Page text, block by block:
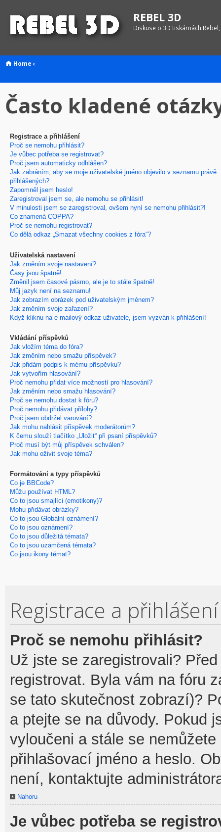
REBEL 3D
Diskuse o 3D tiskárnách
Home ‹
Často kladené
Registrace a přihlášení
Proč se nemohu přihlásit?
Je vůbec potřeba se registrovat?
Proč jsem automaticky odhlášen?
Jak zabráním, aby se moje uživatelské jméno objevilo v seznamu právě
přihlášených?
Zapomněl jsem heslo!
Zaregistroval jsem se, ale nemohu se přihlásit!
V minulosti jsem se zaregistroval, ovšem nyní se nemohu přihlásit?!
Co znamená COPPA?
Proč se nemohu registrovat?
Co dělá odkaz „Smazat všechny cookies z fóra“?
Uživatelská nastavení
Jak změním svoje nastavení?
Časy jsou špatně!
Změnil jsem časové pásmo, ale je to stále špatně!
Můj jazyk není na seznamu!
Jak zobrazím obrázek pod uživatelským jménem?
Jak změním svoje zařazení?
Když kliknu na e-mailový odkaz uživatele, jsem vyzván k přihlášení!
Vkládání příspěvků
Jak vložím téma do fóra?
Jak změním nebo smažu příspěvek?
Jak přidám podpis k mému příspěvku?
Jak vytvořím hlasování?
Proč nemohu přidat více možností pro hlasování?
Jak změním nebo smažu hlasování?
Proč se nemohu dostat k fóru?
Proč nemohu přidávat přílohy?
Proč jsem obdržel varování?
Jak mohu nahlásit příspěvek moderátorům?
K čemu slouží tlačítko „Uložit“ při psaní příspěvků?
Proč musí být můj příspěvek schválen?
Jak mohu oživit svoje téma?
Formátování a typy příspěvků
Co je BBCode?
Můžu používat HTML?
Co to jsou smajlíci (emotikony)?
Mohu přidávat obrázky?
Co to jsou Globální oznámení?
Co to jsou oznámení?
Co to jsou důležitá témata?
Co to jsou uzamčená témata?
Co jsou ikony témat?
Registrace a přihlášení
Proč se nemohu přihlásit?
Už jste se zaregistrovali?
registrovat. Byla vám na fóru
se tato skutečnost zobrazí)?
a ptejte se na důvody. Pokud
vyloučeni a stále se
přihlašovací jméno a heslo.
není, kontaktujte
Nahoru
Je vůbec potřeba se